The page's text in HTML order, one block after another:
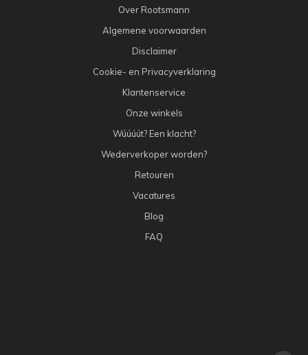
Over Rootsmann
Algemene voorwaarden
Disclaimer
Cookie- en Privacyverklaring
Klantenservice
Onze winkels
Wúúúút? Een klacht?
Wederverkoper worden?
Retouren
Vacatures
Blog
FAQ